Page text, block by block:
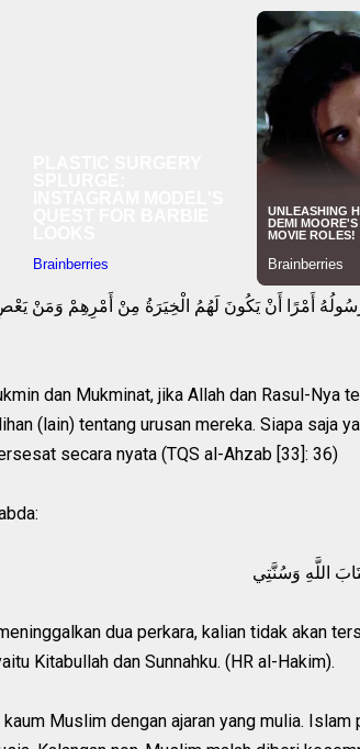
أَمْرًا أَنْ يَكُونَ لَهُمُ الْخِيَرَةُ مِنْ أَمْرِهِمْ وَمَنْ
dan Mukminat, jika Allah dan Rasul-Nya
(lain) tentang urusan mereka. Siapa saja
secara nyata (TQS al-Ahzab [33]: 36)
اللَّهِ وَسُنَّتِي
dua perkara, kalian tidak akan
Kitabullah dan Sunnahku. (HR al-Hakim).
Muslim dengan ajaran yang mulia.